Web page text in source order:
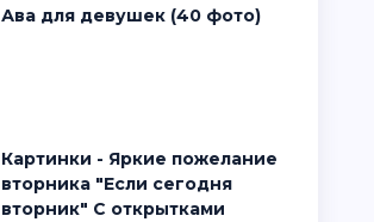
Ава для девушек (40 фото)
Картинки - Яркие пожелание
вторника "Если сегодня
вторник" С открытками